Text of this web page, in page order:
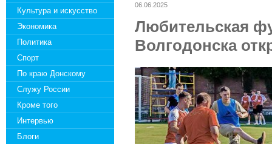
Культура и искусство
Экономика
Политика
Спорт
По краю Донскому
Служу России
Кроме того
Интервью
Блоги
06.06.2025
Любительская
Волгодонска